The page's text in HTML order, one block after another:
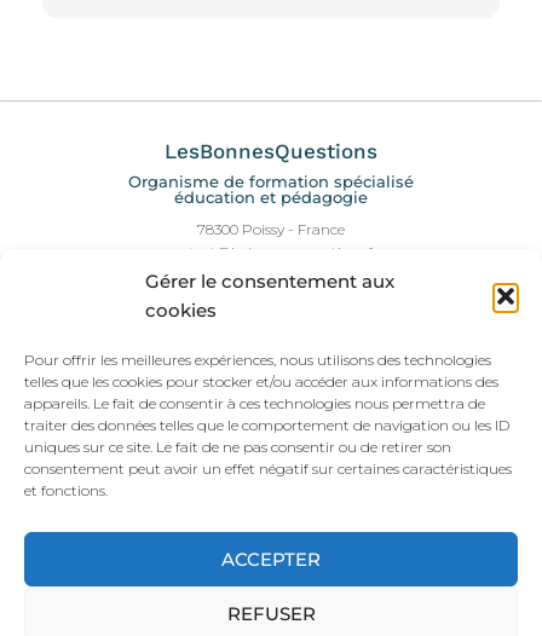
Gérer le consentement aux
cookies
Pour offrir les meilleures expériences, nous utilisons des technologies
telles que les cookies pour stocker et/ou accéder aux informations des
appareils. Le fait de consentir à ces technologies nous permettra de
traiter des données telles que le comportement de navigation ou les ID
uniques sur ce site. Le fait de ne pas consentir ou de retirer son
consentement peut avoir un effet négatif sur certaines caractéristiques
et fonctions.
ACCEPTER
REFUSER
LesBonnesQuestions
Organisme de formation spécialisé
éducation et pédagogie
78300 Poissy - France
contact@lesbonnesquestions.fr
06 28 07 35 90
Pour prendre contact c'est ici :)
Informations légales
Conditions générales de vente et Politique de confidentialité
Conditions d'utilisation des Solutions
Politique de cookies
Mentions légales
Plan du site
Liens pratiques